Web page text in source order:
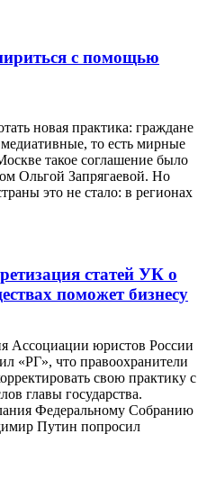
с помощью
новая практика: граждане
то есть мирные
такое соглашение было
Ольгой Запрягаевой. Но
это не стало: в регионах
статей УК о
поможет бизнесу
Ассоциации юристов России
«РГ», что правоохранители
свою практику с
главы государства.
Федеральному Собранию
Путин попросил